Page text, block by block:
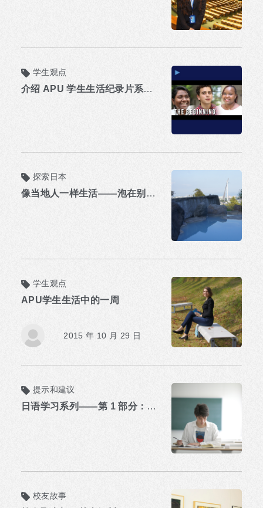
学生观点
介绍 APU 学生生活纪录片系列：第 1 部分 - 2015
探索日本
像当地人一样生活——泡在别府的温泉里
学生观点
APU学生生活中的一周
2015 年 10 月 29 日
提示和建议
日语学习系列——第 1 部分：入门
校友故事